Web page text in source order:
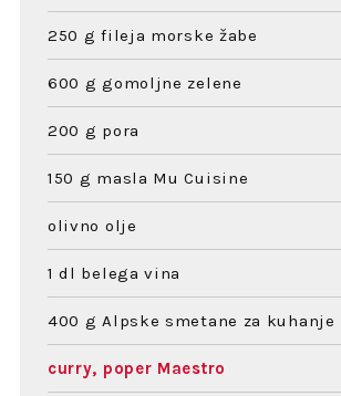
250 g fileja morske žabe
600 g gomoljne zelene
200 g pora
150 g masla Mu Cuisine
olivno olje
1 dl belega vina
400 g Alpske smetane za kuhanje
curry, poper Maestro